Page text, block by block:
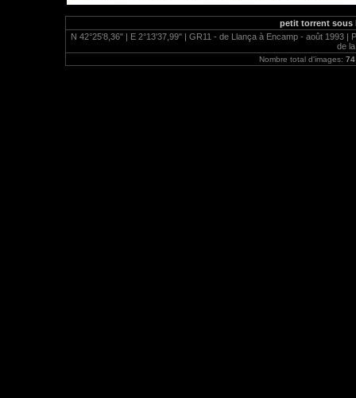
petit torrent sous
N 42°25'8,36" | E 2°13'37,99" | GR11 - de Llança à Encamp - août
de
Nombre total d'images: 74